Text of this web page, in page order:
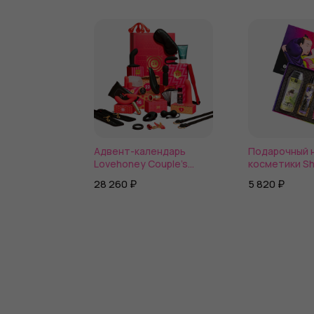
Адвент-календарь
Lovehoney Couple’s
24 предмета
28 260 ₽
Подарочный
косметики
5 820 ₽